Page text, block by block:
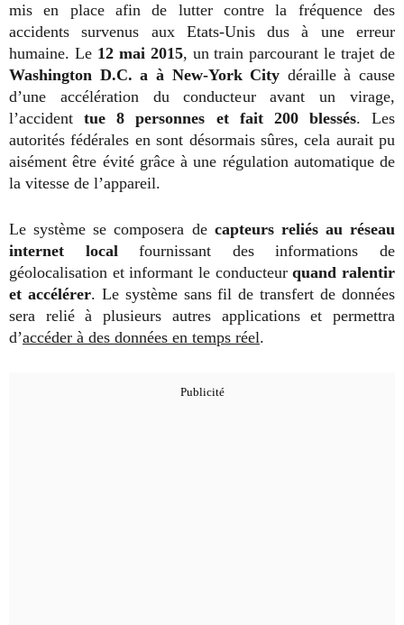
mis en place afin de lutter contre la fréquence des
accidents survenus aux Etats-Unis dus à une erreur
humaine. Le12 mai 2015, un train parcourant le trajet de
Washington D.C. a à New-York City déraille à cause
d’une accélération du conducteur avant un virage,
l’accidenttue 8 personnes et fait 200 blessés. Les
autorités fédérales en sont désormais sûres, cela aurait pu
aisément être évité grâce à une régulation automatique de
la vitesse de l’appareil.
Le système se composera de capteurs reliés au réseau
internet localfournissant des informations de
géolocalisation et informant le conducteurquand ralentir
et accélérer. Le système sans fil de transfert de données
sera relié à plusieurs autres applications et permettra
d’accéder à des données en temps réel.